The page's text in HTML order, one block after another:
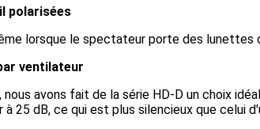
polarisées
lorsque le spectateur porte des lunettes
ventilateur
avons fait de la série HD-D un choix
25 dB, ce qui est plus silencieux que celui